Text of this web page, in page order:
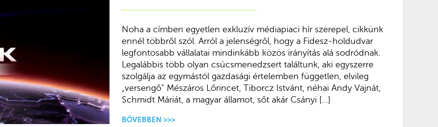
Noha a címben egyetlen exkluzív médiapiaci hír szerepel, cikkünk
ennél többről szól. Arról a jelenségről, hogy a Fidesz-holdudvar
legfontosabb vállalatai mindinkább közös irányítás alá sodródnak.
Legalábbis több olyan csúcsmenedzsert találtunk, aki egyszerre
szolgálja az egymástól gazdasági értelemben független, elvileg
„versengő” Mészáros Lőrincet, Tiborcz Istvánt, néhai Andy Vajnát,
Schmidt Máriát, a magyar államot, sőt akár Csányi […]
BŐVEBBEN >>>